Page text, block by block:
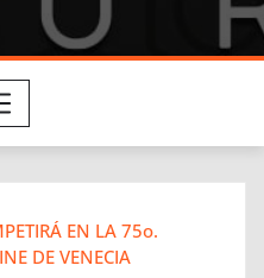
EN LA 75o.
DE VENECIA